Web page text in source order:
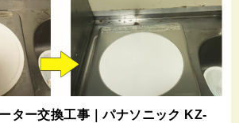
ター交換工事｜パナソニック KZ-